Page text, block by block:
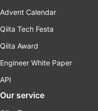
Advent Calendar
Qiita Tech Festa
Qiita Award
Engineer White Paper
API
Our service